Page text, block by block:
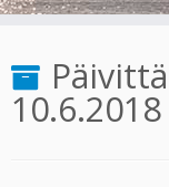
to
content
10.6.2018